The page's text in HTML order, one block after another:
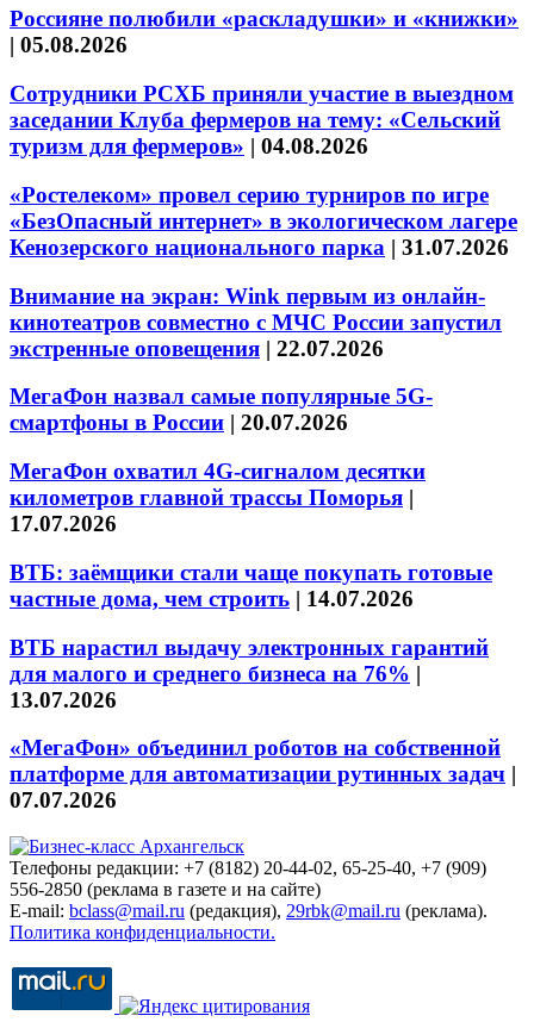
Россияне полюбили «раскладушки» и «книжки»
| 05.08.2026
Сотрудники РСХБ приняли участие в выездном
заседании Клуба фермеров на тему: «Сельский
туризм для фермеров» | 04.08.2026
«Ростелеком» провел серию турниров по игре
«БезОпасный интернет» в экологическом лагере
Кенозерского национального парка | 31.07.2026
Внимание на экран: Wink первым из онлайн-
кинотеатров совместно с МЧС России запустил
экстренные оповещения | 22.07.2026
МегаФон назвал самые популярные 5G-
смартфоны в России | 20.07.2026
МегаФон охватил 4G-сигналом десятки
километров главной трассы Поморья |
17.07.2026
ВТБ: заёмщики стали чаще покупать готовые
частные дома, чем строить | 14.07.2026
ВТБ нарастил выдачу электронных гарантий
для малого и среднего бизнеса на 76% |
13.07.2026
«МегаФон» объединил роботов на собственной
платформе для автоматизации рутинных задач |
07.07.2026
Телефоны редакции: +7 (8182) 20-44-02, 65-25-40, +7 (909)
556-2850 (реклама в газете и на сайте)
E-mail: bclass@mail.ru (редакция), 29rbk@mail.ru (реклама).
Политика конфиденциальности.